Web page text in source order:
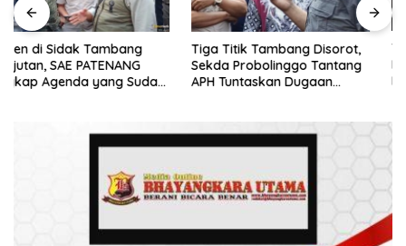
Tiga Titik Tambang Disorot,
Sekda Probolinggo Tantang
APH Tuntaskan Dugaan
Triv Group dan Gabriel Rey
Kukuhkan Kiprah di Industri
Kripto